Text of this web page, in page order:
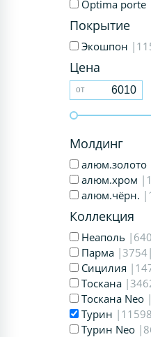
Optima porte
Покрытие
Экошпон
Цена
от
Молдинг
алюм.золото
алюм.хром
алюм.чёрн.
Коллекция
Неаполь
Парма |3754|
Сицилия
Тоскана
Тоскана Neo
Турин
Турин Neo